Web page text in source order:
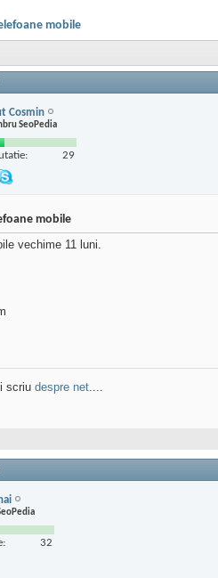
mobile
Cosmin
SeoPedia
29
mobile
vechime 11 luni.
scriu despre net....
32